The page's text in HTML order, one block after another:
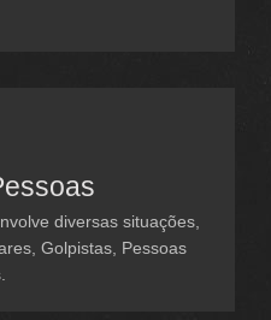
diversas situações,
Golpistas, Pessoas